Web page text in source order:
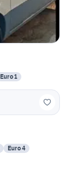
Euro 1
Euro 4